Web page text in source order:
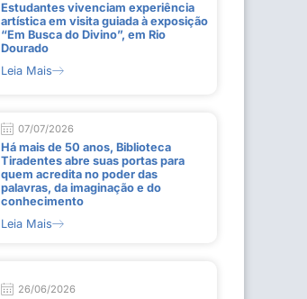
Estudantes vivenciam experiência
artística em visita guiada à exposição
“Em Busca do Divino”, em Rio
Dourado
Leia Mais
07/07/2026
Há mais de 50 anos, Biblioteca
Tiradentes abre suas portas para
quem acredita no poder das
palavras, da imaginação e do
conhecimento
Leia Mais
26/06/2026